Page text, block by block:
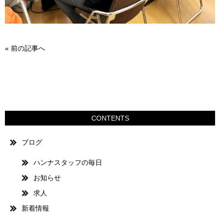
« 前の記事へ
CONTENTS
ブログ
ハンナスタッフの毎日
お知らせ
求人
新着情報